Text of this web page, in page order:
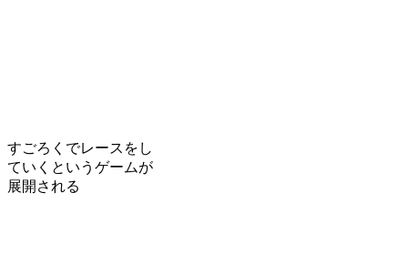
すごろくでレースをし
ていくというゲームが
展開される